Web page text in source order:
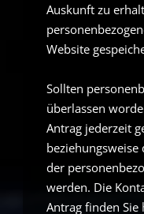
Auskunft zu
Website
Sollten
überlassen
Antrag jederzeit
der
werden. Die
Antrag finden Sie